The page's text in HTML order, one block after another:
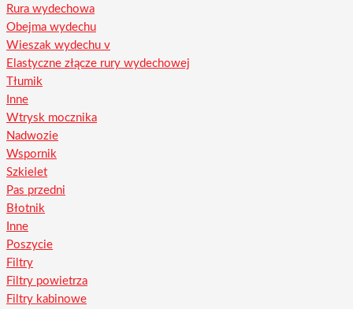
Rura wydechowa
Obejma wydechu
Wieszak wydechu v
Elastyczne złącze rury wydechowej
Tłumik
Inne
Wtrysk mocznika
Nadwozie
Wspornik
Szkielet
Pas przedni
Błotnik
Inne
Poszycie
Filtry
Filtry powietrza
Filtry kabinowe